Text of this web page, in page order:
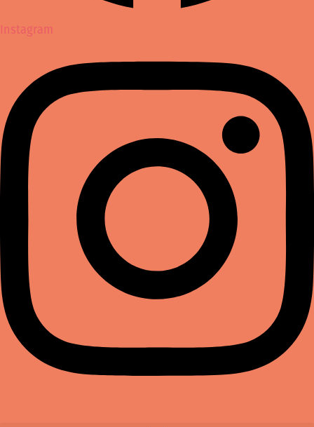
Instagram